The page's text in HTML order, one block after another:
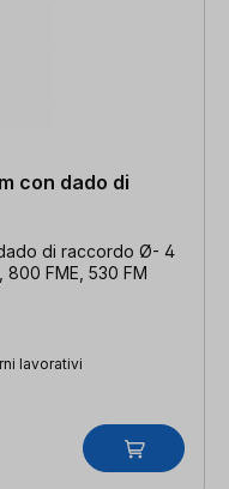
con dado di
di raccordo Ø- 4
800 FME, 530 FM
lavorativi